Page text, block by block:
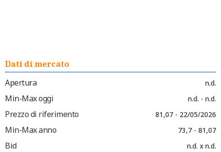
Dati di mercato
Apertura
n.d.
Min-Max oggi n.d. - n.d.
Prezzo di riferimento 81,07 - 22/05/2026
Min-Max anno 73,7 - 81,07
Bid n.d. x n.d.